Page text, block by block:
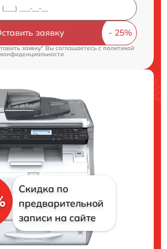
заявку
заявку" Вы соглашаетесь c политикой
конфиденциальности
Скидка по
предварительной
записи на сайте